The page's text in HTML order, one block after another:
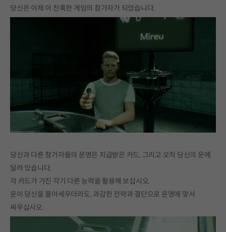
당신은 이제 이 잔혹한 게임의 참가자가 되었습니다.
당신과 다른 참가자들의 운명은 지급받은 카드, 그리고 오직 당신의 운에
달려 있습니다.
각 카드가 가진 각기 다른 능력을 활용해 보십시오.
운이 당신을 몰아세우더라도, 과감한 전략과 결단으로 운명에 맞서
싸우십시오.